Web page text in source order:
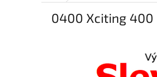
0400 Xciting 400